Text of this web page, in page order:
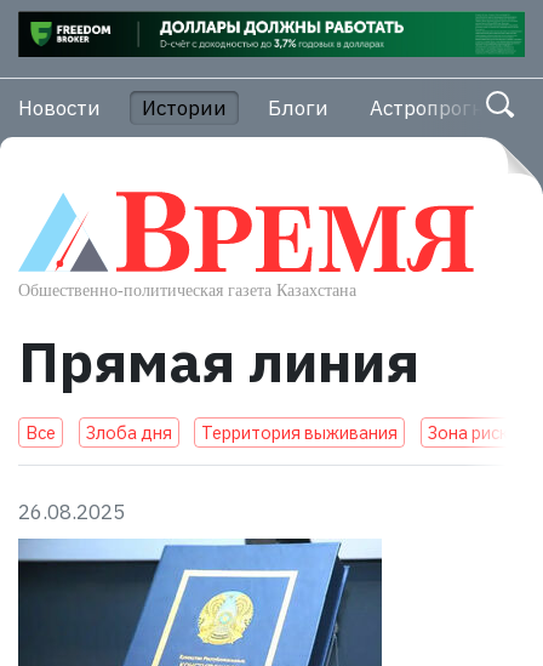
Новости Истории Блоги Астропрогноз
Прямая линия
Все Злоба дня Территория выживания Зона риска
26.08.2025